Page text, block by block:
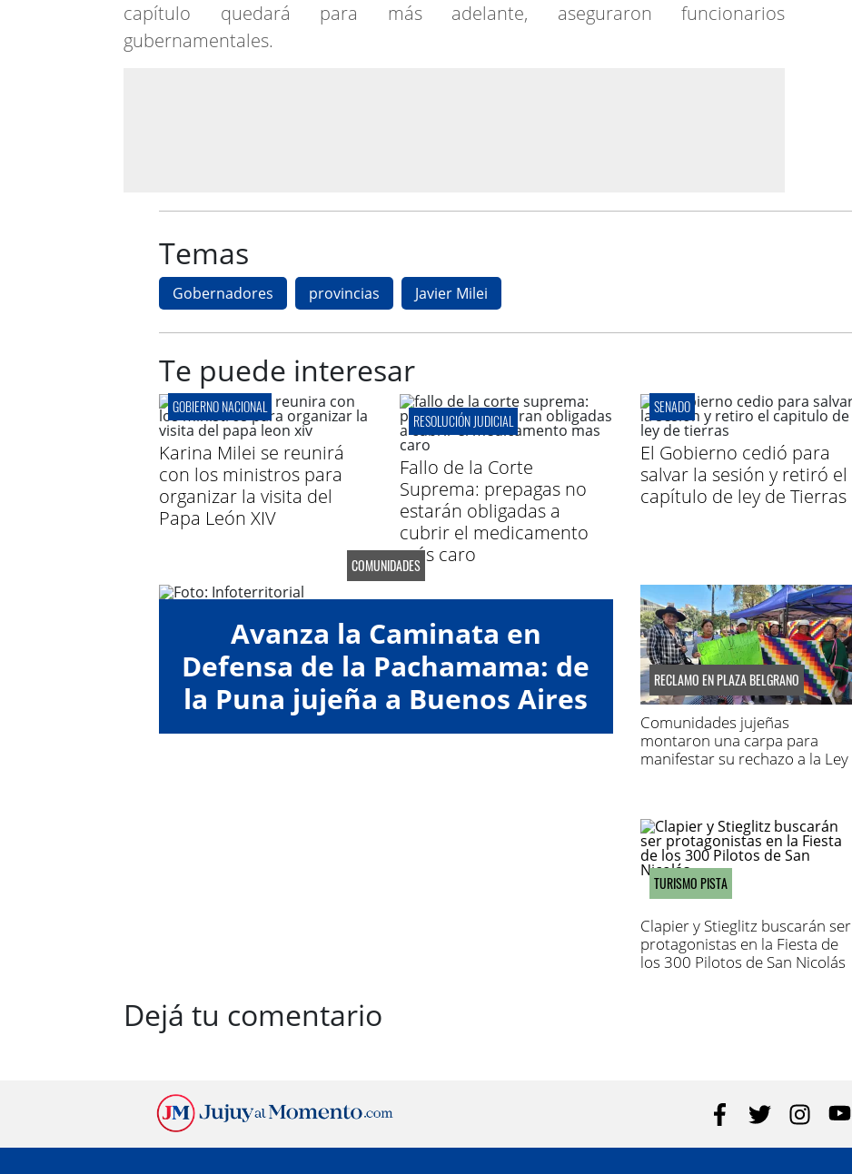
capítulo quedará para más adelante, aseguraron funcionarios
gubernamentales.
Temas
Gobernadores provincias Javier Milei
Te puede interesar
GOBIERNO NACIONAL
Karina Milei se reunirá
con los ministros para
organizar la visita del
Papa León XIV
RESOLUCIÓN JUDICIAL
Fallo de la Corte
Suprema: prepagas no
estarán obligadas a
cubrir el medicamento
más caro
SENADO
El Gobierno cedió para
salvar la sesión y retiró el
capítulo de ley de Tierras
COMUNIDADES
Avanza la Caminata en
Defensa de la Pachamama: de
la Puna jujeña a Buenos Aires
RECLAMO EN PLAZA BELGRANO
Comunidades jujeñas
montaron una carpa para
manifestar su rechazo a la Ley
TURISMO PISTA
Clapier y Stieglitz buscarán ser
protagonistas en la Fiesta de
los 300 Pilotos de San Nicolás
Dejá tu comentario